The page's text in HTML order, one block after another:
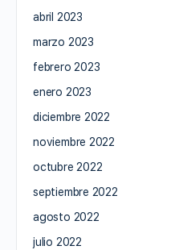
abril 2023
marzo 2023
febrero 2023
enero 2023
diciembre 2022
noviembre 2022
octubre 2022
septiembre 2022
agosto 2022
julio 2022